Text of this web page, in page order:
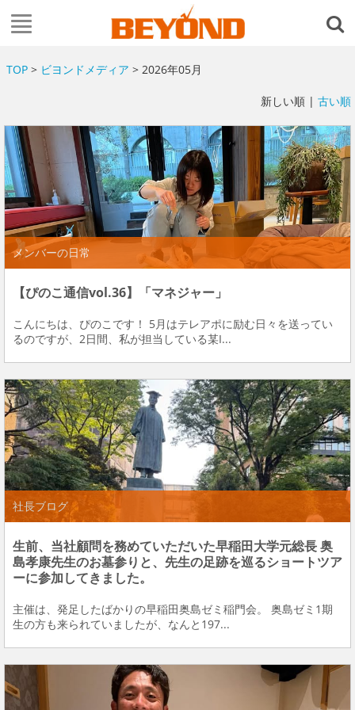
TOP> ビヨンドメディア > 2026年05月
新しい順 | 古い順
メンバーの日常
【ぴのこ通信vol.36】「マネジャー」
こんにちは、ぴのこです！ 5月はテレアポに励む日々を送ってい
るのですが、2日間、私が担当している某I...
社長ブログ
生前、当社顧問を務めていただいた早稲田大学元総長 奥
島孝康先生のお墓参りと、先生の足跡を巡るショートツア
ーに参加してきました。
主催は、発足したばかりの早稲田奥島ゼミ稲門会。 奥島ゼミ1期
生の方も来られていましたが、なんと197...